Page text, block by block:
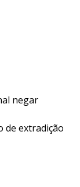
negar
de extradição